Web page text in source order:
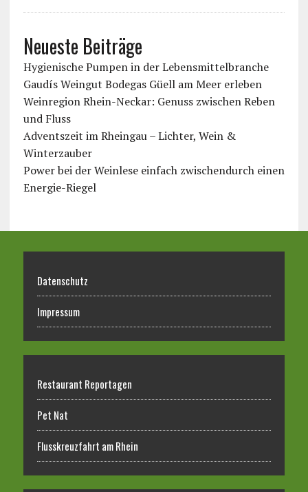
Neueste Beiträge
Hygienische Pumpen in der Lebensmittelbranche
Gaudís Weingut Bodegas Güell am Meer erleben
Weinregion Rhein-Neckar: Genuss zwischen Reben
und Fluss
Adventszeit im Rheingau – Lichter, Wein &
Winterzauber
Power bei der Weinlese einfach zwischendurch einen
Energie-Riegel
Datenschutz
Impressum
Restaurant Reportagen
Pet Nat
Flusskreuzfahrt am Rhein